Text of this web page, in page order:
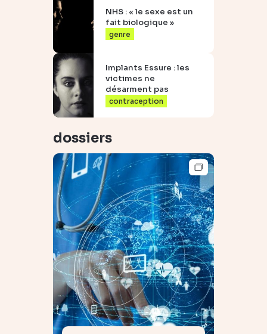
NHS : « le sexe est un
fait biologique »
genre
Implants Essure : les
victimes ne
désarment pas
contraception
dossiers